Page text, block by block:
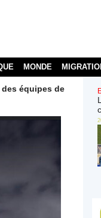
MONDE
équipes de